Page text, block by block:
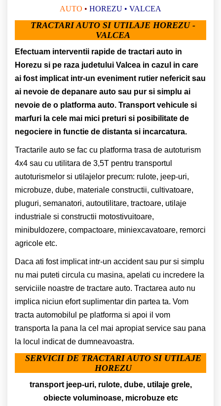
AUTO • HOREZU • VALCEA
TRACTARI AUTO SI UTILAJE HOREZU -
VALCEA
Efectuam interventii rapide de tractari auto in
Horezu si pe raza judetului Valcea in cazul in care
ai fost implicat intr-un eveniment rutier nefericit sau
ai nevoie de depanare auto sau pur si simplu ai
nevoie de o platforma auto. Transport vehicule si
marfuri la cele mai mici preturi si posibilitate de
negociere in functie de distanta si incarcatura.
Tractarile auto se fac cu platforma trasa de autoturism
4x4 sau cu utilitara de 3,5T pentru transportul
autoturismelor si utilajelor precum: rulote, jeep-uri,
microbuze, dube, materiale constructii, cultivatoare,
pluguri, semanatori, autoutilitare, tractoare, utilaje
industriale si constructii motostivuitoare,
minibuldozere, compactoare, miniexcavatoare, remorci
agricole etc.
Daca ati fost implicat intr-un accident sau pur si simplu
nu mai puteti circula cu masina, apelati cu incredere la
serviciile noastre de tractare auto. Tractarea auto nu
implica niciun efort suplimentar din partea ta. Vom
tracta automobilul pe platforma si apoi il vom
transporta la pana la cel mai apropiat service sau pana
la locul indicat de dumneavoastra.
SERVICII DE TRACTARI AUTO SI UTILAJE
HOREZU
transport jeep-uri, rulote, dube, utilaje grele,
obiecte voluminoase, microbuze etc